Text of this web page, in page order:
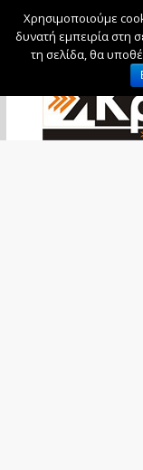
Χρησιμοποιούμε
δυνατή εμπειρία στη
τη σελίδα, θα